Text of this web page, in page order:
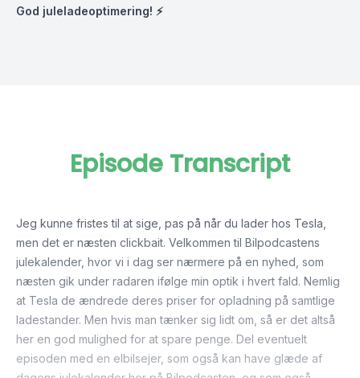
God juleladeoptimering! ⚡
Episode Transcript
Jeg kunne fristes til at sige, pas på når du lader hos Tesla,
men det er næsten clickbait. Velkommen til Bilpodcastens
julekalender, hvor vi i dag ser nærmere på en nyhed, som
næsten gik under radaren ifølge min optik i hvert fald. Nemlig
at Tesla de ændrede deres priser for opladning på samtlige
ladestander. Men hvis man tænker sig lidt om, så er det altså
her en god mulighed for at spare penge. Del eventuelt
episoden med en elbilsejer, som også kan have glæde af